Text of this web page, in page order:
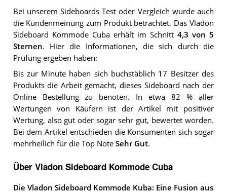
Bei unseremSideboards Test oder Vergleich wurde auch
die Kundenmeinung zum Produkt betrachtet. Das Vladon
Sideboard Kommode Cubaerhält im Schnitt 4,3 von 5
Sternen. Hier die Informationen, die sich durch die
Prüfung ergeben haben:
Bis zur Minute haben sich buchstäblich 17 Besitzer des
Produkts die Arbeit gemacht, dieses Sideboard nach der
Online Bestellung zu benoten. In etwa 82 % aller
Wertungen von Käufern ist der Artikel mit positiver
Wertung, also gut oder sogar sehr gut, bewertet worden.
Bei dem Artikel entschieden die Konsumenten sich sogar
mehrheilich für die Top Note Sehr Gut.
Über Vladon Sideboard Kommode Cuba
Die Vladon Sideboard Kommode Kuba: Eine Fusion aus